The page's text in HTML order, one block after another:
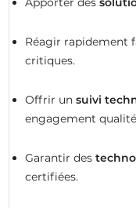
Réagir rapidement
critiques.
Offrir un suivi
engagement
Garantir des
certifiées.